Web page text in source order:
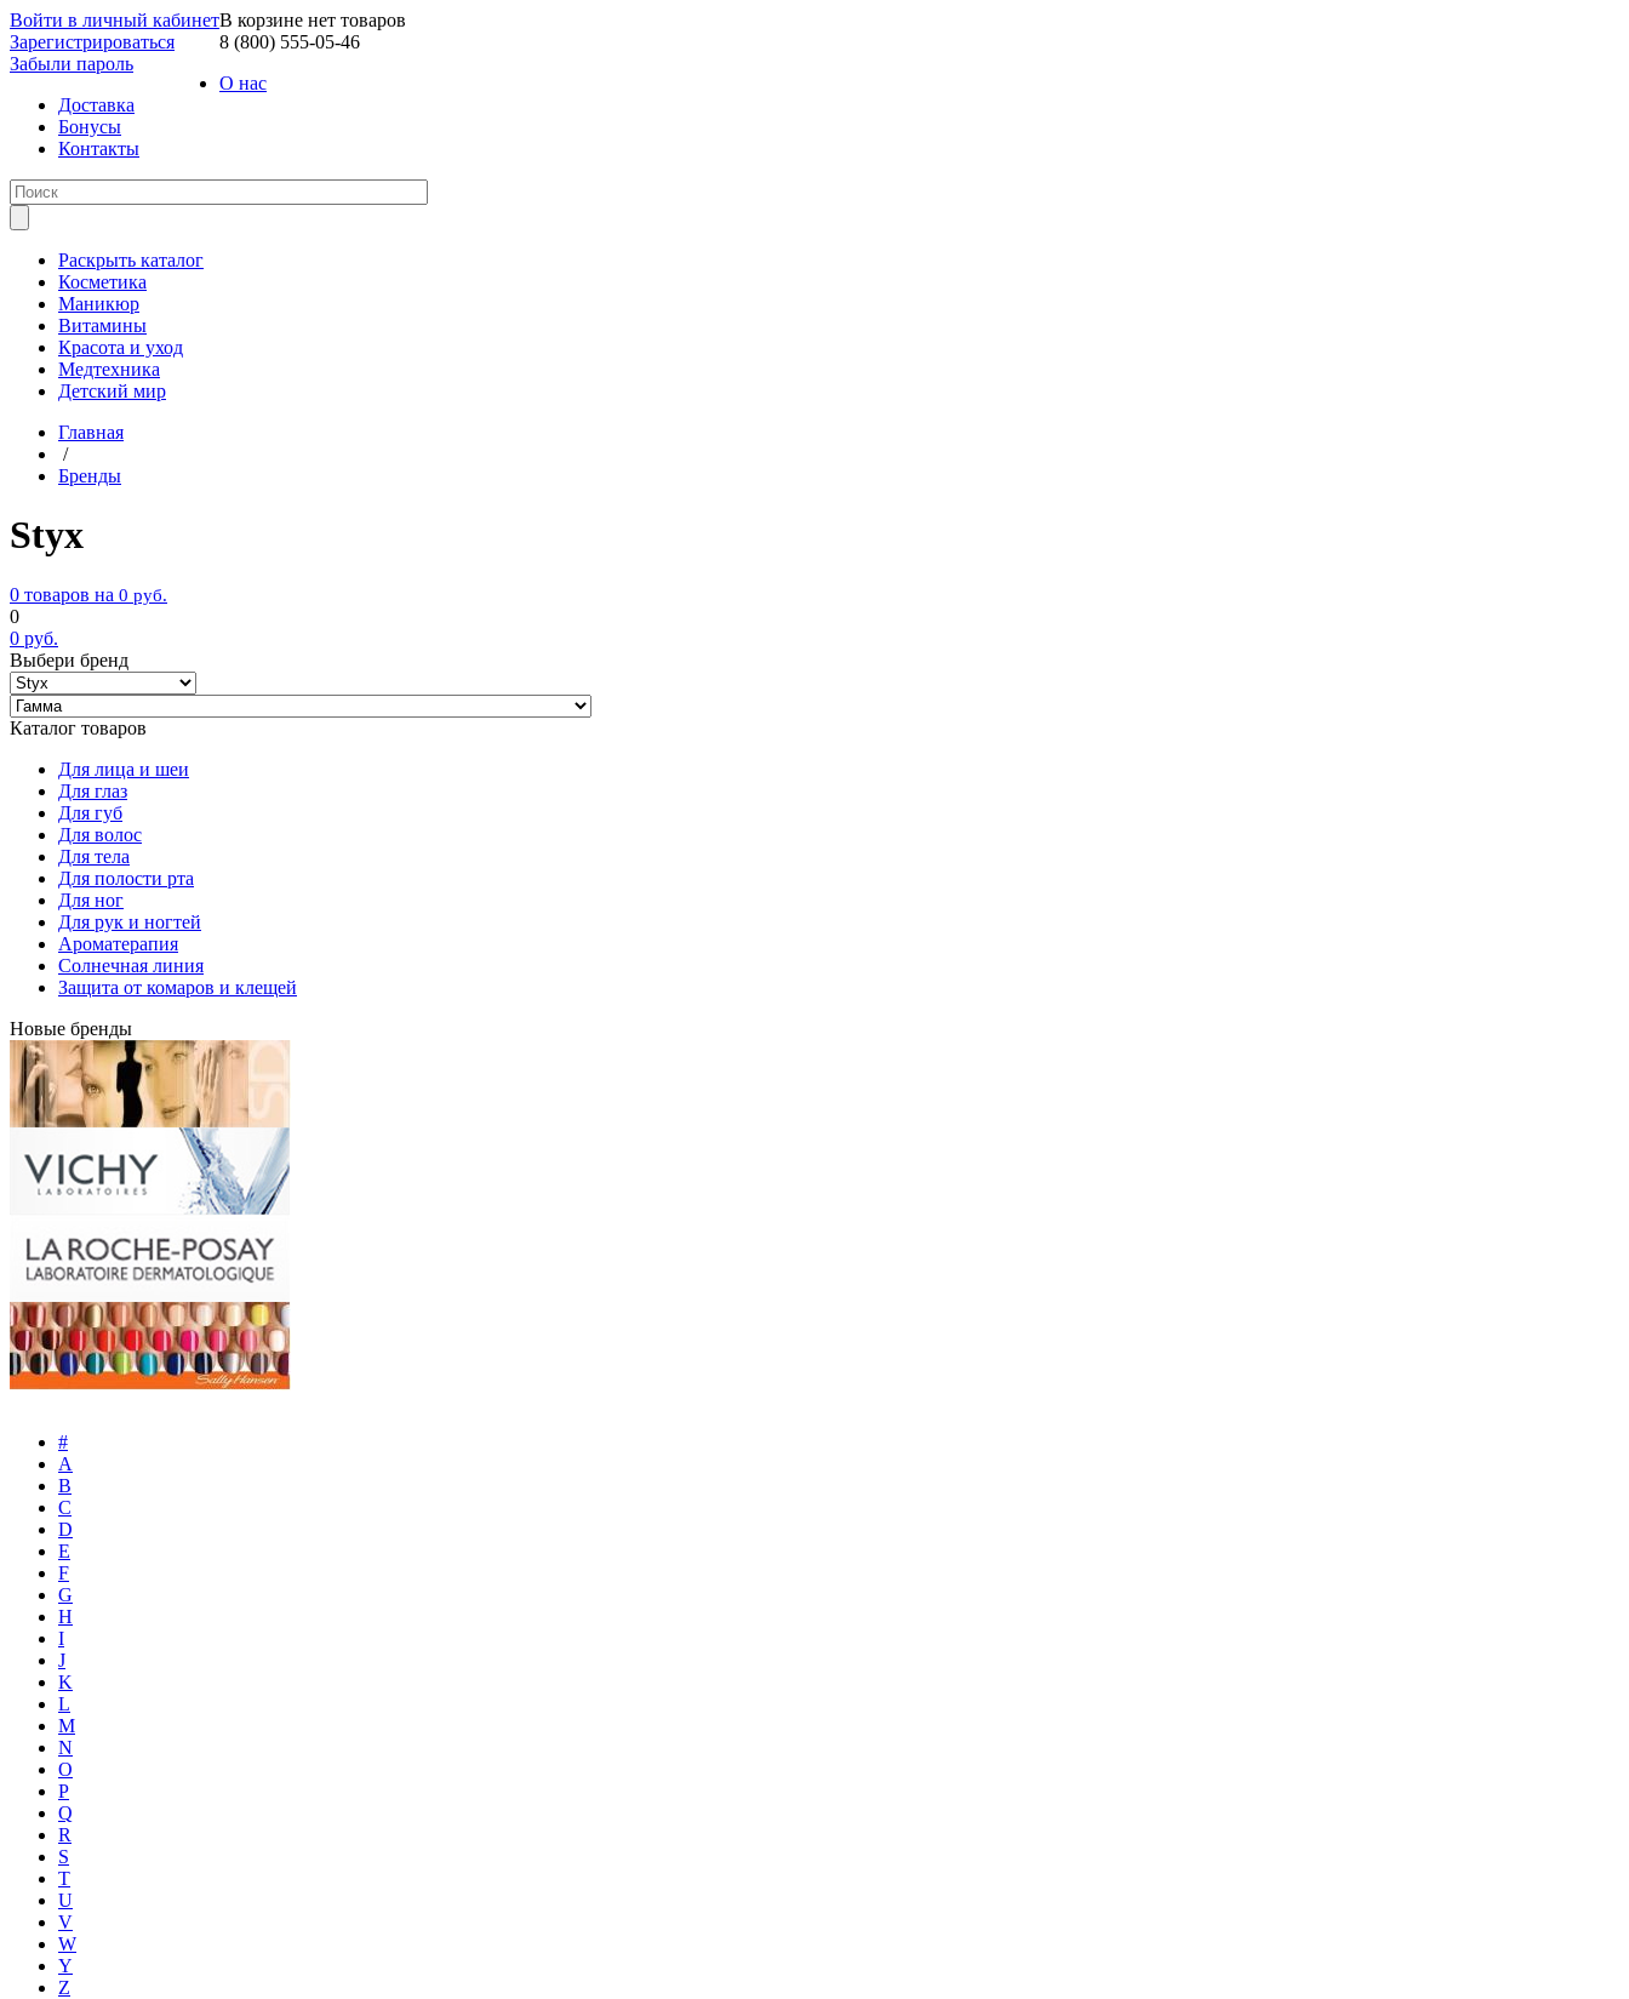
Войти в личный кабинет
Зарегистрироваться
Забыли пароль
В корзине нет товаров
8 (800) 555-05-46
О нас
Доставка
Бонусы
Контакты
Раскрыть каталог
Косметика
Маникюр
Витамины
Красота и уход
Медтехника
Детский мир
Главная
/
Бренды
Styx
0 товаров на 0 руб.
0
0 руб.
Выбери бренд
Каталог товаров
Для лица и шеи
Для глаз
Для губ
Для волос
Для тела
Для полости рта
Для ног
Для рук и ногтей
Ароматерапия
Солнечная линия
Защита от комаров и клещей
Новые бренды
#
A
B
C
D
E
F
G
H
I
J
K
L
M
N
O
P
Q
R
S
T
U
V
W
Y
Z